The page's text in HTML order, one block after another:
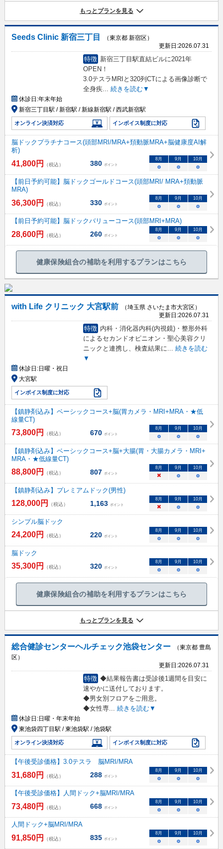
もっとプランを見る
Seeds Clinic 新宿三丁目
（東京都 新宿区）
更新日:2026.07.31
特徴 新宿三丁目駅直結ビルに2021年
OPEN！
3.0テスラMRIと320列CTによる画像診断で
全身疾... 続きを読む▼
休診日:年末年始
新宿三丁目駅 / 新宿駅 / 新線新宿駅 / 西武新宿駅
オンライン決済対応 インボイス制度に対応
脳ドックプラチナコース(頭部MRI/MRA+頚動脈MRA+脳健康度AI解
析)
41,800円 （税込） 380 ポイント
8月 9月 10月
○ ○ ○
【前日予約可能】脳ドックゴールドコース(頭部MRI/ MRA+頚動脈
MRA)
36,300円 （税込） 330 ポイント
8月 9月 10月
○ ○ ○
【前日予約可能】脳ドックバリューコース(頭部MRI+MRA)
28,600円 （税込） 260 ポイント
8月 9月 10月
○ ○ ○
健康保険組合の補助を利用するプランはこちら
with Life クリニック 大宮駅前
（埼玉県 さいたま市大宮区）
更新日:2026.07.31
特徴 内科・消化器内科(内視鏡)・整形外科
によるセカンドオピニオン・聖心美容クリ
ニックと連携し、検査結果に
続きを読む
▼
休診日:日曜・祝日
大宮駅
インボイス制度に対応
【鎮静剤込み】ベーシックコース+脳(胃カメラ・MRI+MRA・★低
線量CT)
73,800円 （税込） 670 ポイント
8 月 9 月 10月
○ ○ ○
【鎮静剤込み】ベーシックコース+脳+大腸(胃・大腸カメラ・MRI+
MRA・★低線量CT)
88,800円 （税込） 807 ポイント
8 月 9 月 10月
× ○ ○
【鎮静剤込み】プレミアムドック(男性)
128,000円 （税込） 1,163 ポイント
8 月 9 月 10月
× ○ ○
シンプル脳ドック
24,200円 （税込） 220 ポイント
8 月 9 月 10月
○ ○ ○
脳ドック
35,300円 （税込） 320 ポイント
8 月 9 月 10月
○ ○ ○
健康保険組合の補助を利用するプランはこちら
もっとプランを見る
総合健診センターヘルチェック池袋センター
（東京都 豊島
区）
更新日:2026.07.31
特徴 ◆結果報告書は受診後1週間を目安に
速やかに送付しております。
◆男女別フロアをご用意。
◆女性専... 続きを読む▼
休診日:日曜・年末年始
東池袋四丁目駅 / 東池袋駅 / 池袋駅
オンライン決済対応 インボイス制度に対応
【午後受診価格】3.0テスラ 脳MRI/MRA
31,680円 （税込） 288 ポイント
8月 9月 10月
○ ○ ○
【午後受診価格】人間ドック+脳MRI/MRA
73,480円 （税込） 668 ポイント
8月 9月 10月
○ ○ ○
人間ドック+脳MRI/MRA
91,850円 （税込） 835 ポイント
8月 9月 10月
○ ○ ○